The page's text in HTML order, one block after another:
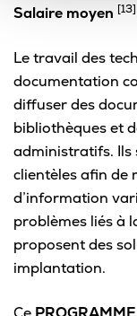
Salaire moyen [13]
Le travail des
documentation
diffuser des
bibliothèques et
administratifs. Ils
clientèles afin de
d’information
problèmes liés à
proposent des
implantation.